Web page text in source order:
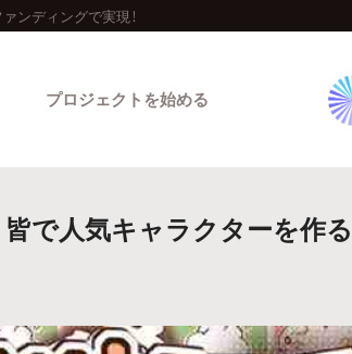
ンディングで実現！
人気のプロジェクト
プロジェクトを始める
皆で人気キャラクターを作